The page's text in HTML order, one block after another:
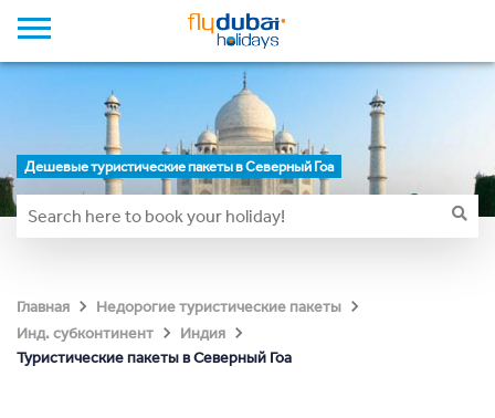
Дешевые туристические пакеты в Северный Гоа
Главная
Недорогие туристические пакеты
Инд. субконтинент
Индия
Туристические пакеты в Северный Гоа